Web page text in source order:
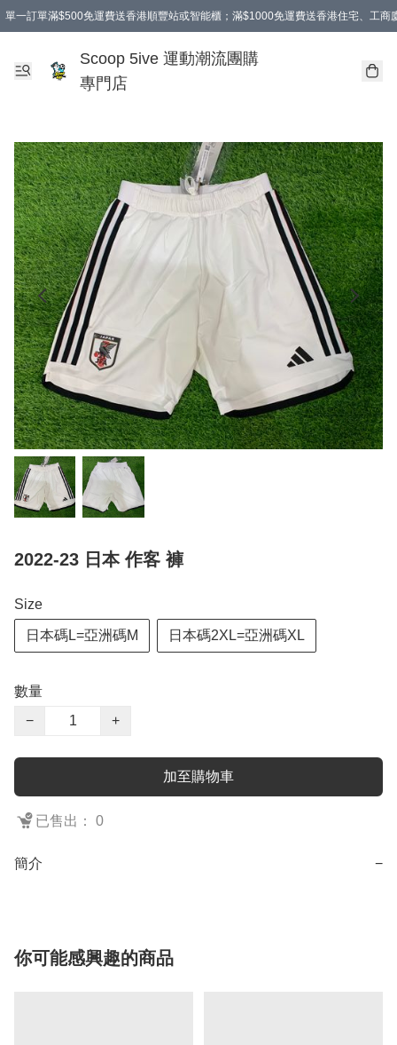
單一訂單滿$500免運費送香港順豐站或智能櫃；滿$1000免運費送香港住宅、工商
Scoop 5ive 運動潮流團購
專門店
2022-23 日本 作客 褲
Size
日本碼L=亞洲碼M 日本碼2XL=亞洲碼XL
數量
−
+
加至購物車
已售出： 0
簡介 −
你可能感興趣的商品